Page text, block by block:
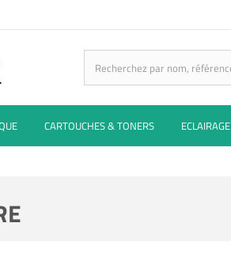
CARTOUCHES & TONERS ECLAIRAGE